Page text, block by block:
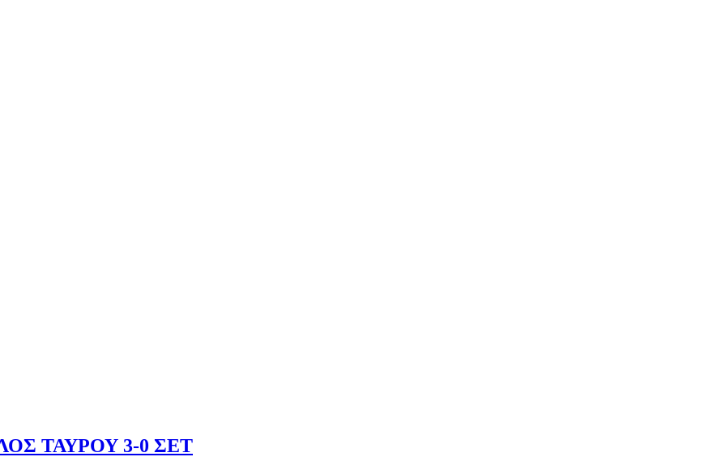
ΤΑΥΡΟΥ 3-0 ΣΕΤ